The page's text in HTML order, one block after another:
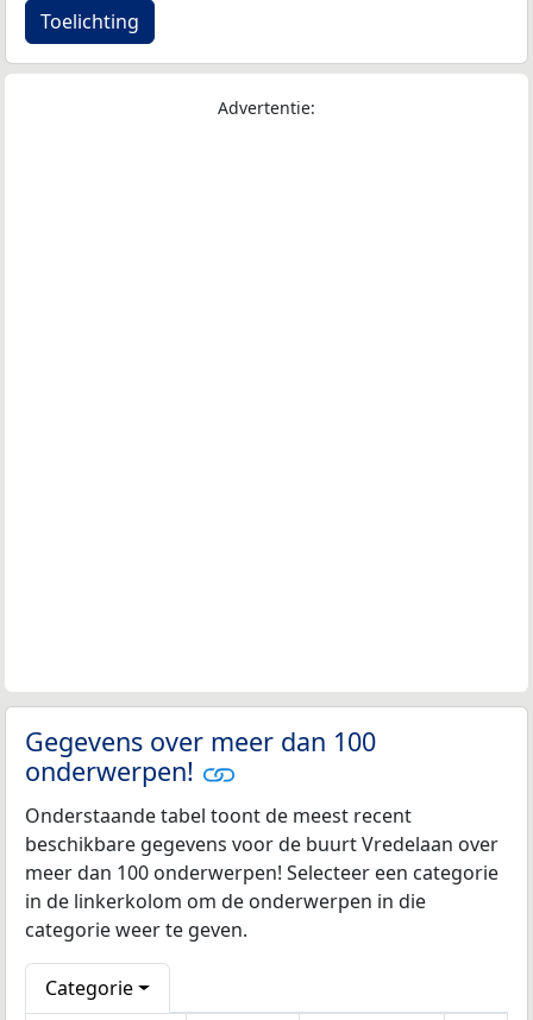
Toelichting
Advertentie:
Gegevens over meer dan 100
onderwerpen!
Onderstaande tabel toont de meest recent
beschikbare gegevens voor de buurt Vredelaan over
meer dan 100 onderwerpen! Selecteer een categorie
in de linkerkolom om de onderwerpen in die
categorie weer te geven.
Categorie